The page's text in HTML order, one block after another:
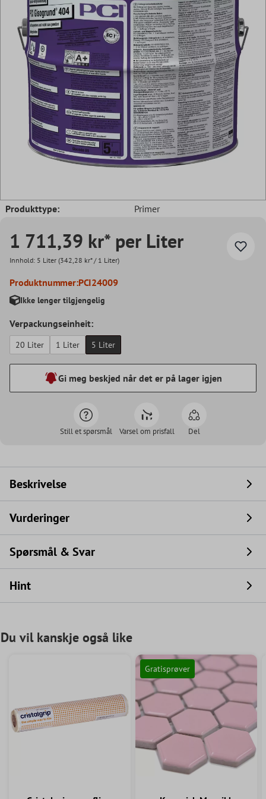
Produkttype: Primer
1 711,39 kr* per Liter
Innhold: 5 Liter (342,28 kr* / 1 Liter)
Produktnummer:PCI24009
Ikke lenger tilgjengelig
Verpackungseinheit:
20 Liter 1 Liter 5 Liter
Gi meg beskjed når det er på lager igjen
Still et spørsmål Varsel om prisfall Del
Beskrivelse
Vurderinger
Spørsmål & Svar
Hint
Du vil kanskje også like
Gratisprøver